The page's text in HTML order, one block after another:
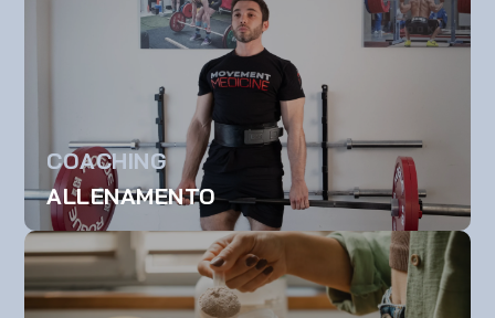
COACHING
ALLENAMENTO